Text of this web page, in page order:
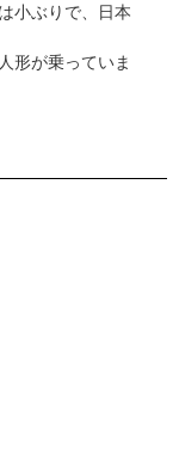
小ぶりで、日本
形が乗っていま